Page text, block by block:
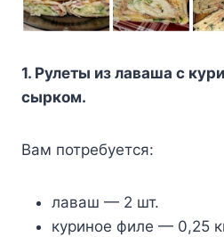
1. Рулеты из лаваша с
сырком.
Вам потребуется:
лаваш — 2 шт.
куриное филе — 0,25